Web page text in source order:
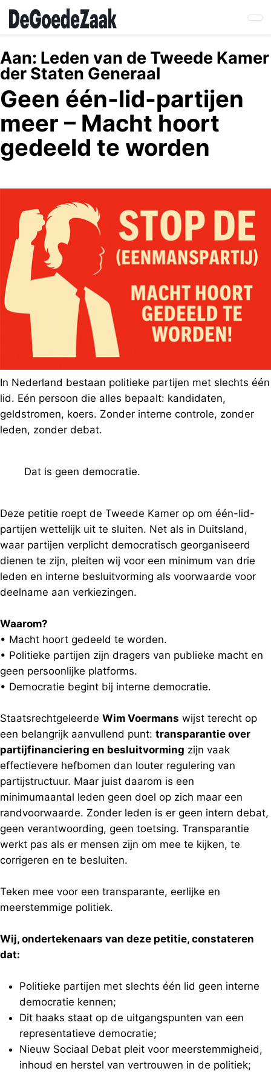
Skip
main
content
Aan: Leden van de Tweede Kamer
der Staten Generaal
Geen één-lid-partijen
meer – Macht hoort
gedeeld te worden
In Nederland bestaan politieke partijen met slechts één
lid. Eén persoon die alles bepaalt: kandidaten,
geldstromen, koers. Zonder interne controle, zonder
leden, zonder debat.
Dat is geen democratie.
Deze petitie roept de Tweede Kamer op om één-lid-
partijen wettelijk uit te sluiten. Net als in Duitsland,
waar partijen verplicht democratisch georganiseerd
dienen te zijn, pleiten wij voor een minimum van drie
leden en interne besluitvorming als voorwaarde voor
deelname aan verkiezingen.
Waarom?
• Macht hoort gedeeld te worden.
• Politieke partijen zijn dragers van publieke macht en
geen persoonlijke platforms.
• Democratie begint bij interne democratie.
Staatsrechtgeleerde Wim Voermans wijst terecht op
een belangrijk aanvullend punt: transparantie over
partijfinanciering en besluitvorming zijn vaak
effectievere hefbomen dan louter regulering van
partijstructuur. Maar juist daarom is een
minimumaantal leden geen doel op zich maar een
randvoorwaarde. Zonder leden is er geen intern debat,
geen verantwoording, geen toetsing. Transparantie
werkt pas als er mensen zijn om mee te kijken, te
corrigeren en te besluiten.
Teken mee voor een transparante, eerlijke en
meerstemmige politiek.
Wij, ondertekenaars van deze petitie, constateren
dat:
Politieke partijen met slechts één lid geen interne
democratie kennen;
Dit haaks staat op de uitgangspunten van een
representatieve democratie;
Nieuw Sociaal Debat pleit voor meerstemmigheid,
inhoud en herstel van vertrouwen in de politiek;